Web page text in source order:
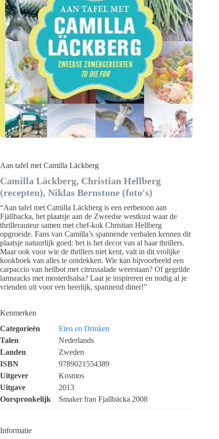
Aan tafel met Camilla Läckberg
Camilla Läckberg, Christian Hellberg
(recepten), Niklas Bernstone (foto's)
“Aan tafel met Camilla Läckberg is een eerbetoon aan
Fjällbacka, het plaatsje aan de Zweedse westkust waar de
thrillerauteur samen met chef-kok Christian Hellberg
opgroeide. Fans van Camilla’s spannende verhalen kennen dit
plaatsje natuurlijk goed: het is het decor van al haar thrillers.
Maar ook voor wie de thrillers niet kent, valt in dit vrolijke
kookboek van alles te ontdekken. Wie kan bijvoorbeeld een
carpaccio van heilbot met citrussalade weerstaan? Of gegrilde
lamsracks met mosterdsalsa? Laat je inspireren en nodig al je
vrienden uit voor een heerlijk, spannend diner!”
Kenmerken
Categorieën
Eten en Drinken
Talen
Nederlands
Landen
Zweden
ISBN
9789021554389
Uitgever
Kosmos
Uitgave
2013
Oorspronkelijk
Smaker fran Fjallbäcka 2008
Informatie